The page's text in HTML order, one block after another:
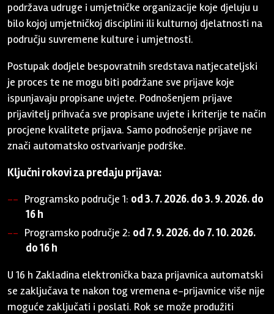
podržava udruge i umjetničke organizacije koje djeluju u
bilo kojoj umjetničkoj disciplini ili kulturnoj djelatnosti na
području suvremene kulture i umjetnosti.
Postupak dodjele bespovratnih sredstava natjecateljski
je proces te ne mogu biti podržane sve prijave koje
ispunjavaju propisane uvjete. Podnošenjem prijave
prijavitelj prihvaća sve propisane uvjete i kriterije te način
procjene kvalitete prijava. Samo podnošenje prijave ne
znači automatsko ostvarivanje podrške.
Ključni rokovi za predaju prijava:
Programsko područje 1: od 3. 7. 2026. do 3. 9. 2026. do
16 h
Programsko područje 2: od 7. 9. 2026. do 7. 10. 2026.
do 16 h
U 16 h Zakladina elektronička baza prijavnica automatski
se zaključava te nakon tog vremena e-prijavnice više nije
moguće zaključati i poslati. Rok se može produžiti